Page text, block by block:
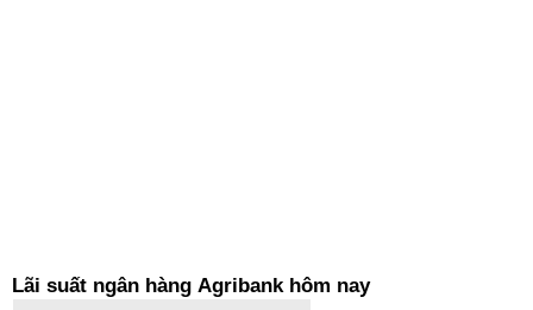
Lãi suất ngân hàng Agribank hôm nay